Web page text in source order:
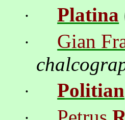
· Platina
· Gian
· Politian